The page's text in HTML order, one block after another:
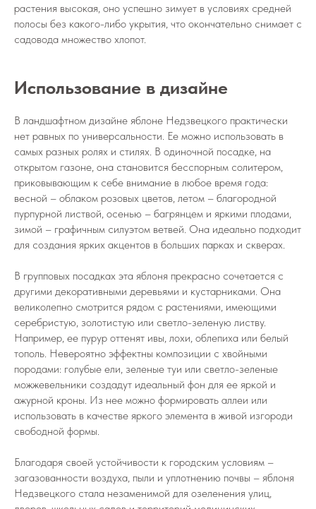
растения высокая, оно успешно зимует в условиях средней
полосы без какого-либо укрытия, что окончательно снимает с
садовода множество хлопот.
Использование в дизайне
В ландшафтном дизайне яблоне Недзвецкого практически
нет равных по универсальности. Ее можно использовать в
самых разных ролях и стилях. В одиночной посадке, на
открытом газоне, она становится бесспорным солитером,
приковывающим к себе внимание в любое время года:
весной – облаком розовых цветов, летом – благородной
пурпурной листвой, осенью – багрянцем и яркими плодами,
зимой – графичным силуэтом ветвей. Она идеально подходит
для создания ярких акцентов в больших парках и скверах.
В групповых посадках эта яблоня прекрасно сочетается с
другими декоративными деревьями и кустарниками. Она
великолепно смотрится рядом с растениями, имеющими
серебристую, золотистую или светло-зеленую листву.
Например, ее пурур оттенят ивы, лохи, облепиха или белый
тополь. Невероятно эффектны композиции с хвойными
породами: голубые ели, зеленые туи или светло-зеленые
можжевельники создадут идеальный фон для ее яркой и
ажурной кроны. Из нее можно формировать аллеи или
использовать в качестве яркого элемента в живой изгороди
свободной формы.
Благодаря своей устойчивости к городским условиям –
загазованности воздуха, пыли и уплотнению почвы – яблоня
Недзвецкого стала незаменимой для озеленения улиц,